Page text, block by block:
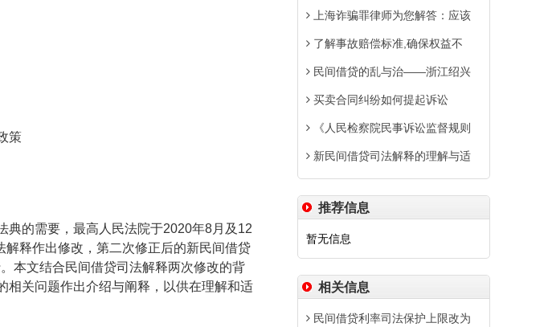
策
典的需要，最高人民法院于2020年8月及 12
解释作出修改，第二次修正后的新民间借贷
本文结合民间借贷司法解释两次修改的背
相关问题作出介绍与阐释，以供在理解和适
上海诈骗罪律师为您解答：应该
了解事故赔偿标准,确保权益不
民间借贷的乱与治——浙江绍兴
买卖合同纠纷如何提起诉讼
《人民检察院民事诉讼监督规则
新民间借贷司法解释的理解与适
推荐信息
暂无信息
相关信息
民间借贷利率司法保护上限改为